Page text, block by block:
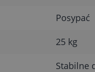
Posypać
25 kg
Stabilne